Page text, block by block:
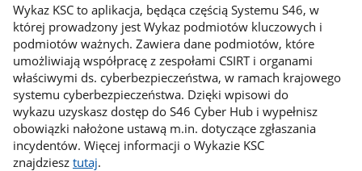
Wykaz KSC to aplikacja, będąca częścią Systemu S46, w
której prowadzony jest Wykaz podmiotów kluczowych i
podmiotów ważnych. Zawiera dane podmiotów, które
umożliwiają współpracę z zespołami CSIRT i organami
właściwymi ds. cyberbezpieczeństwa, w ramach krajowego
systemu cyberbezpieczeństwa. Dzięki wpisowi do
wykazu uzyskasz dostęp do S46 Cyber Hub i wypełnisz
obowiązki nałożone ustawą m.in. dotyczące zgłaszania
incydentów. Więcej informacji o Wykazie KSC
znajdziesz tutaj.